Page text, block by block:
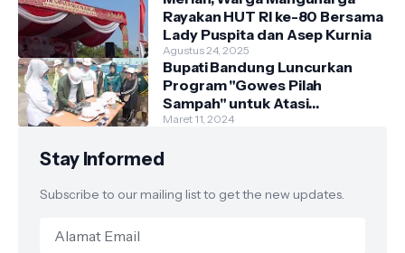
Rayakan HUT RI ke-80 Bersama
Lady Puspita dan Asep Kurnia
Agustus 24, 2025
Bupati Bandung Luncurkan
Program "Gowes Pilah
Sampah" untuk Atasi
Permasalahan Sampah
Maret 11, 2024
Stay Informed
Subscribe to our mailing list to get the new updates.